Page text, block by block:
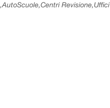
Revisione,Uffici